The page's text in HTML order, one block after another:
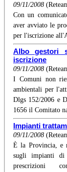
09/11/2008
Con un
aver avviato le
per l'iscrizione
Albo gestori
iscrizione
09/11/2008
I Comuni non
ambientali per
Dlgs 152/2006 e
1656 il Comitato
Impianti
09/11/2008
È la Provincia, e
sugli impianti
prescrizioni